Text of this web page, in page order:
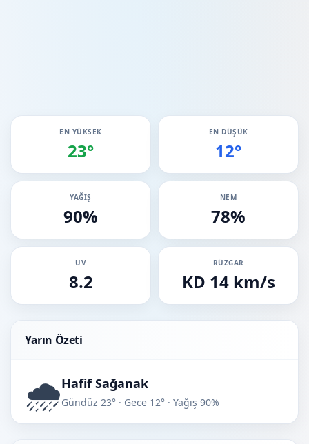
EN YÜKSEK
23°
EN DÜŞÜK
12°
YAĞIŞ
90%
NEM
78%
UV
8.2
RÜZGAR
KD 14 km/s
Yarın Özeti
🌧️Hafif Sağanak
Gündüz 23° · Gece 12° · Yağış 90%